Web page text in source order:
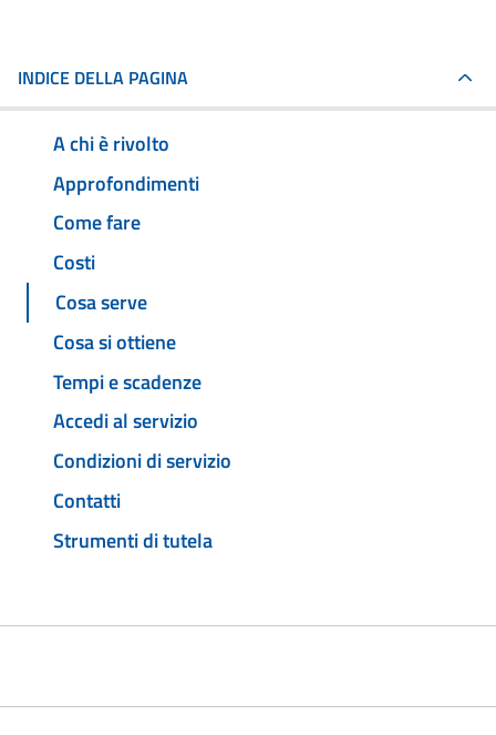
INDICE DELLA PAGINA
A chi è rivolto
Approfondimenti
Come fare
Costi
Cosa serve
Cosa si ottiene
Tempi e scadenze
Accedi al servizio
Condizioni di servizio
Contatti
Strumenti di tutela